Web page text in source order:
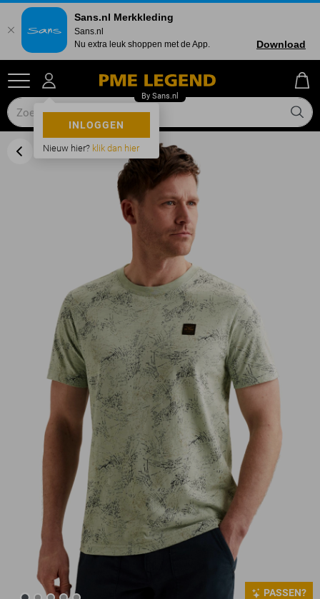
INLOGGEN
Nieuw hier? klik dan hier
PASSEN?
Sans.nl Merkkleding
Sans.nl
Nu extra leuk shoppen met de App.
Download